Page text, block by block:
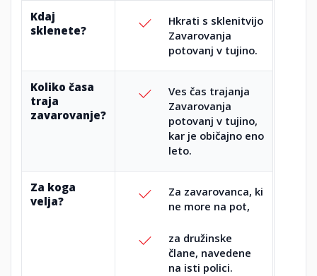
Kdaj
sklenete?
Hkrati s sklenitvijo
Zavarovanja
potovanj v tujino.
Koliko časa
traja
zavarovanje?
Ves čas trajanja
Zavarovanja
potovanj v tujino,
kar je običajno eno
leto.
Za koga
velja?
Za zavarovanca, ki
ne more na pot,
za družinske
člane, navedene
na isti polici.